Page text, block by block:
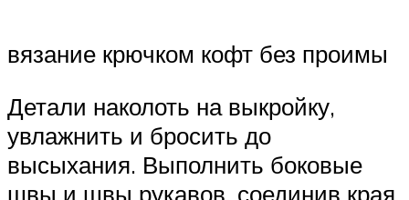
вязание крючком кофт без проимы
Детали наколоть на выкройку,
увлажнить и бросить до
высыхания. Выполнить боковые
швы и швы рукавов, соединив края